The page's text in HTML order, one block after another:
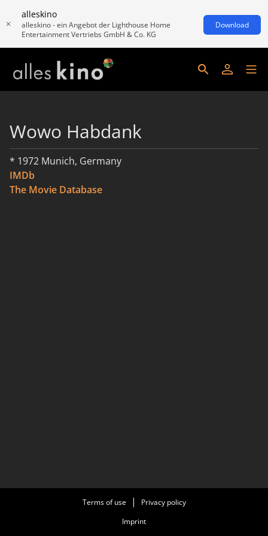
alleskino
alleskino - ein Angebot der Lighthouse Home
Entertainment Vertriebs GmbH & Co. KG
Download
Wowo Habdank
* 1972 Munich, Germany
IMDb
The Movie Database
Terms of use
Privacy policy
Imprint